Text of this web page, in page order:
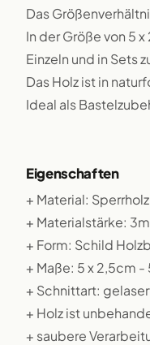
Das
In der Größe von 5
Einzeln und in Sets
Das Holz ist in
Ideal als
Eigenschaften
+ Material:
+ Materialstärke:
+ Form: Schild
+ Maße: 5 x 2,5cm
+ Schnittart:
+ Holz ist
+ saubere